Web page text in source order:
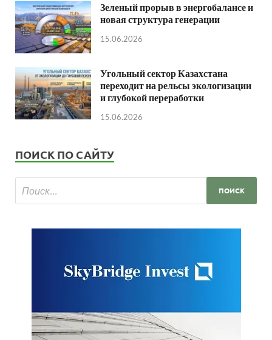
Зеленый прорыв в энергобалансе и
новая структура генерации
15.06.2026
Угольный сектор Казахстана
переходит на рельсы экологизации
и глубокой переработки
15.06.2026
ПОИСК ПО САЙТУ